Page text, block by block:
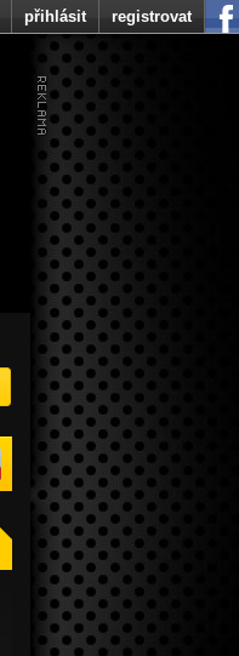
přihlásit registrovat